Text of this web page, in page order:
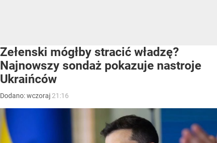
Zełenski mógłby stracić władzę?
Najnowszy sondaż pokazuje nastroje
Ukraińców
Dodano:wczoraj 21:16